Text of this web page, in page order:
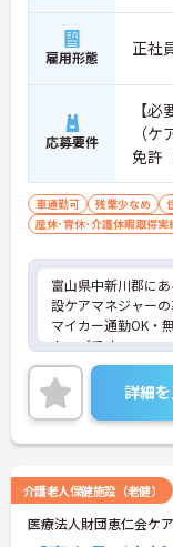
雇用形態 正社
応募要件
【
（
免許（AT
アマ
車通勤可 残業少なめ
産休･育休･介護休暇取得実
富山県中新川郡に
設ケアマネジャーの
マイカー通勤OK・
ムーズです。
年間休日111日、日
ートとの両立も可能
ご興味がある方は
さい。更に詳細な
詳細
介護老人保健施設（老健）
医療法人財団恵仁会ケ